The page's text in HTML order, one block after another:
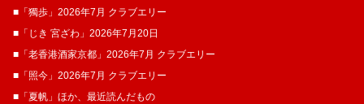
■「獨歩」2026年7月 クラブエリー
■「じき 宮ざわ」2026年7月20日
■「老香港酒家京都」2026年7月 クラブエリー
■「照今」2026年7月 クラブエリー
■「夏帆」ほか、最近読んだもの